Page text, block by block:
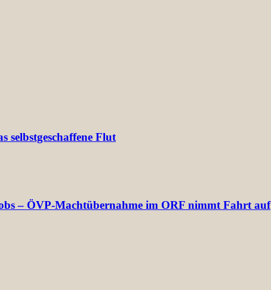
selbstgeschaffene Flut
– ÖVP-Machtübernahme im ORF nimmt Fahrt auf